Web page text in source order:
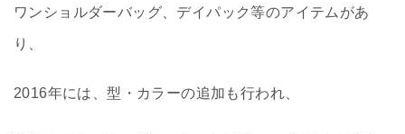
ワンショルダーバッグ、デイパック等のアイテムがあ
り、
2016年には、型・カラーの追加も行われ、